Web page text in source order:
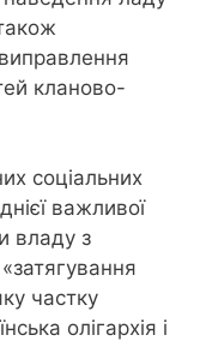
кланово-
соціальних
важливої
владу з
частку
олігархія і